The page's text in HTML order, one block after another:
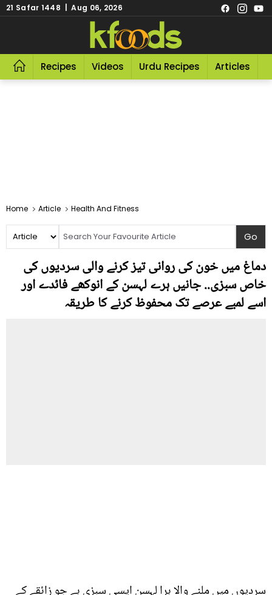
21 Safar 1448 | Aug 06, 2026
Recipes Videos Urdu Recipes Articles
Home Article Health And Fitness
دماغ میں خون کی روانی تیز کرنے والی سردیوں کی
خاص سبزی.. جانیں ہرے لہسن کے انوکھے فائدے اور
اسے لمبے عرصے تک محفوظ کرنے کا طریقہ